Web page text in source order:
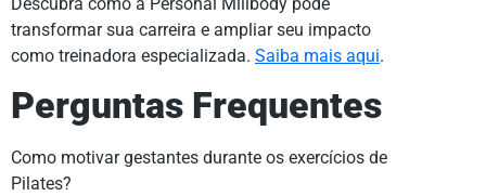
transformar sua carreira e ampliar seu impacto
como treinadora especializada. Saiba mais aqui.
Perguntas Frequentes
Como motivar gestantes durante os exercícios de
Pilates?